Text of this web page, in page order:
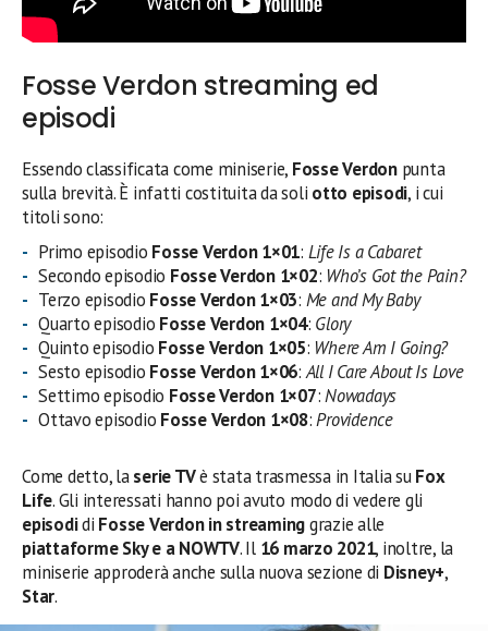
Fosse Verdon streaming ed
episodi
Essendo classificata come miniserie, Fosse Verdonpunta
sulla brevità. È infatti costituita da soli otto episodi, i cui
titoli sono:
Primo episodio Fosse Verdon 1×01: Life Is a Cabaret
Secondo episodio Fosse Verdon 1×02: Who’s Got the Pain?
Terzo episodio Fosse Verdon 1×03: Me and My Baby
Quarto episodio Fosse Verdon 1×04: Glory
Quinto episodio Fosse Verdon 1×05: Where Am I Going?
Sesto episodio Fosse Verdon 1×06:All I Care About Is Love
Settimo episodio Fosse Verdon 1×07:Nowadays
Ottavo episodio Fosse Verdon 1×08:Providence
Come detto, laserie TVè stata trasmessa in Italia suFox
Life. Gli interessati hanno poi avuto modo di vedere gli
episodidi Fosse Verdon in streaminggrazie alle
piattaforme Sky e a NOWTV. Il 16 marzo 2021, inoltre, la
miniserie approderà anche sulla nuova sezione di Disney+,
Star.